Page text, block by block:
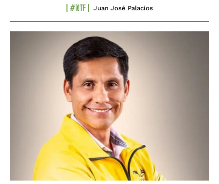
#NTF Juan José Palacios